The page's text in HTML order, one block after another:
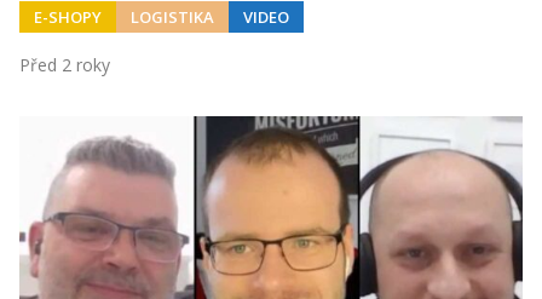
E-SHOPY LOGISTIKA VIDEO
Před 2 roky